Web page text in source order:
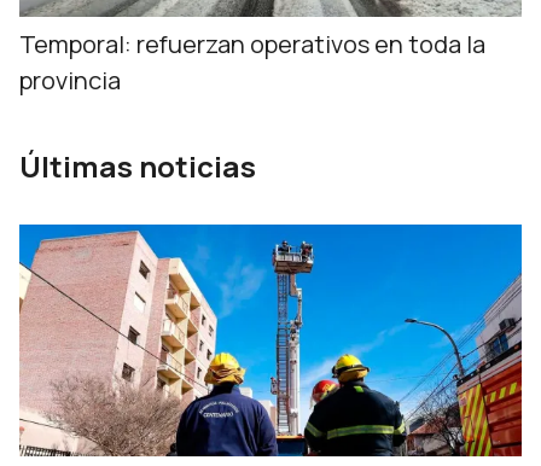
Temporal: refuerzan operativos en toda la
provincia
Últimas noticias